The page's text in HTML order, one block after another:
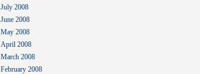
July 2008
June 2008
May 2008
April 2008
March 2008
February 2008